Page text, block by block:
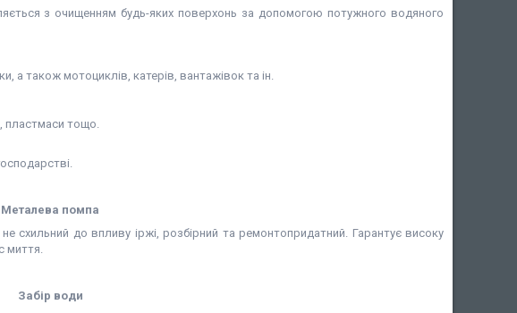
з очищенням будь-яких поверхонь за допомогою потужного водяного
а також мотоциклів, катерів, вантажівок та ін.
пластмаси тощо.
Металева помпа
схильний до впливу іржі, розбірний та ремонтопридатний. Гарантує високу
миття.
Забір води